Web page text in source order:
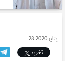
28 يناير 2020
تغريد